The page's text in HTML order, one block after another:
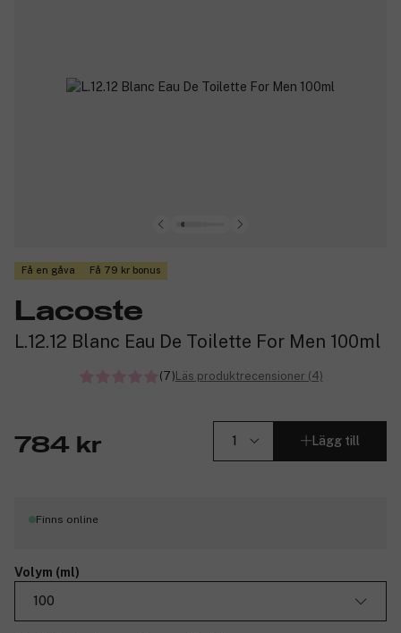
Få en gåva Få 79 kr bonus
Lacoste
L.12.12 Blanc Eau De Toilette For Men 100ml
(7)Läs produktrecensioner (4)
784 kr Lägg till
Finns online
Volym (ml)
100